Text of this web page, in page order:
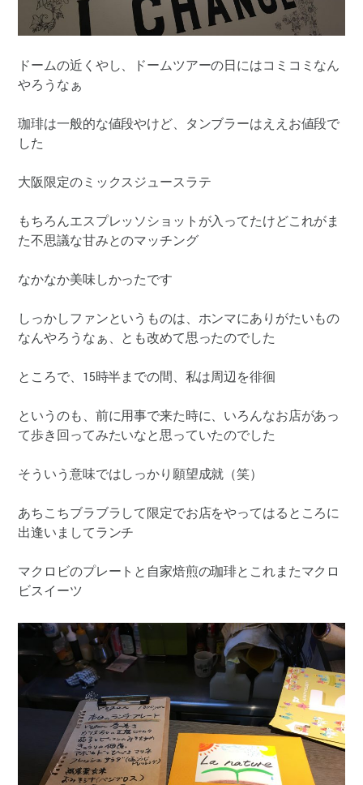
ドームの近くやし、ドームツアーの日にはコミコミなん
やろうなぁ
珈琲は一般的な値段やけど、タンブラーはええお値段で
した
大阪限定のミックスジュースラテ
もちろんエスプレッソショットが入ってたけどこれがま
た不思議な甘みとのマッチング
なかなか美味しかったです
しっかしファンというものは、ホンマにありがたいもの
なんやろうなぁ、とも改めて思ったのでした
ところで、15時半までの間、私は周辺を徘徊
というのも、前に用事で来た時に、いろんなお店があっ
て歩き回ってみたいなと思っていたのでした
そういう意味ではしっかり願望成就（笑）
あちこちブラブラして限定でお店をやってはるところに
出逢いましてランチ
マクロビのプレートと自家焙煎の珈琲とこれまたマクロ
ビスイーツ